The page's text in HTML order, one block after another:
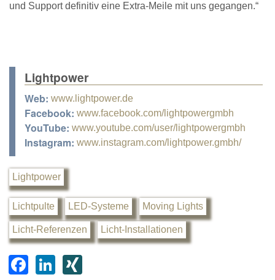
und Support definitiv eine Extra-Meile mit uns gegangen.“
Lightpower
Web: www.lightpower.de
Facebook: www.facebook.com/lightpowergmbh
YouTube: www.youtube.com/user/lightpowergmbh
Instagram: www.instagram.com/lightpower.gmbh/
Lightpower
Lichtpulte LED-Systeme Moving Lights
Licht-Referenzen Licht-Installationen
F
Li